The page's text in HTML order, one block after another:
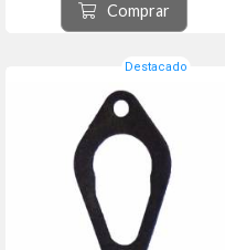
Comprar
Destacado